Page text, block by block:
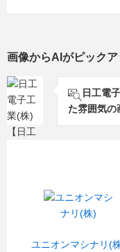
画像からAIがピック
日工電
た雰囲気の
ユニオンマシナリ(